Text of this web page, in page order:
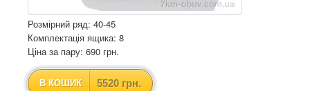
Розмірний ряд: 40-45
Комплектація ящика: 8
Ціна за пару: 690 грн.
В КОШИК 5520 грн.